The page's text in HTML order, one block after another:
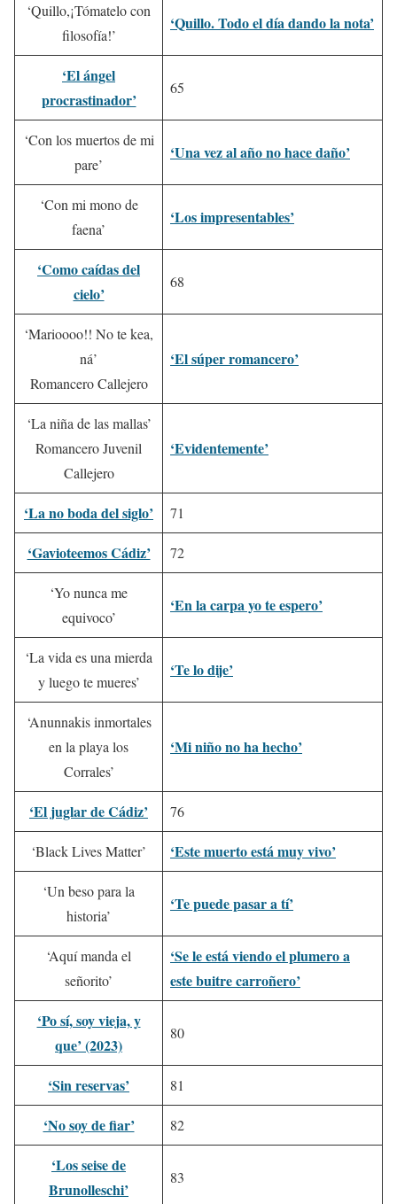
‘Quillo,¡Tómatelo con
filosofía!’
‘Quillo. Todo el día dando la nota’
‘El ángel
procrastinador’
65
‘Con los muertos de mi
pare’
‘Una vez al año no hace daño’
‘Con mi mono de
faena’
‘Los impresentables’
‘Como caídas del
cielo’
68
‘Marioooo!! No te kea,
ná’
Romancero Callejero
‘El súper romancero’
‘La niña de las mallas’
Romancero Juvenil
Callejero
‘Evidentemente’
‘La no boda del siglo’ 71
‘Gavioteemos Cádiz’ 72
‘Yo nunca me
equivoco’
‘En la carpa yo te espero’
‘La vida es una mierda
y luego te mueres’
‘Te lo dije’
‘Anunnakis inmortales
en la playa los
Corrales’
‘Mi niño no ha hecho’
‘El juglar de Cádiz’ 76
‘Black Lives Matter’ ‘Este muerto está muy vivo’
‘Un beso para la
historia’
‘Te puede pasar a tí’
‘Aquí manda el
señorito’
‘Se le está viendo el plumero a
este buitre carroñero’
‘Po sí, soy vieja, y
que’ (2023)
80
‘Sin reservas’ 81
‘No soy de fiar’ 82
‘Los seise de
Brunolleschi’
83